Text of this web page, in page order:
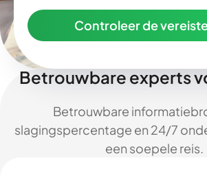
Controleer de
Betrouwbare experts
Betrouwbare
slagingspercentage en 24/7
een soepele reis.